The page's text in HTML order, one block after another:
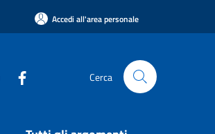
Accedi all'area personale
Cerca